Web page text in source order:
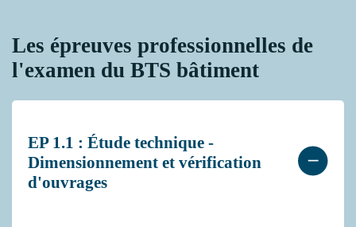
Les épreuves professionnelles de
l'examen du BTS bâtiment
EP 1.1 : Étude technique -
Dimensionnement et vérification
d'ouvrages